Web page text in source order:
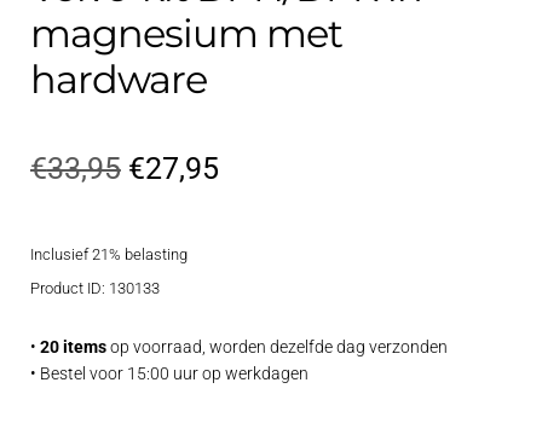
magnesium met
hardware
€33,95 Oorspronkelijke
was:
€27,95Huidige
Inclusief 21% belasting
Product ID: 130133
• 20 itemsop voorraad, worden dezelfde dag verzonden
• Bestel voor 15:00 uur op werkdagen